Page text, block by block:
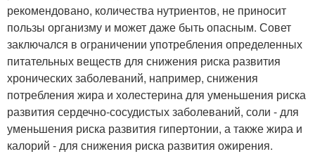
рекомендовано, количества нутриентов, не приносит
пользы организму и может даже быть опасным. Совет
заключался в ограничении употребления определенных
питательных веществ для снижения риска развития
хронических заболеваний, например, снижения
потребления жира и холестерина для уменьшения риска
развития сердечно-сосудистых заболеваний, соли - для
уменьшения риска развития гипертонии, а также жира и
калорий - для снижения риска развития ожирения.